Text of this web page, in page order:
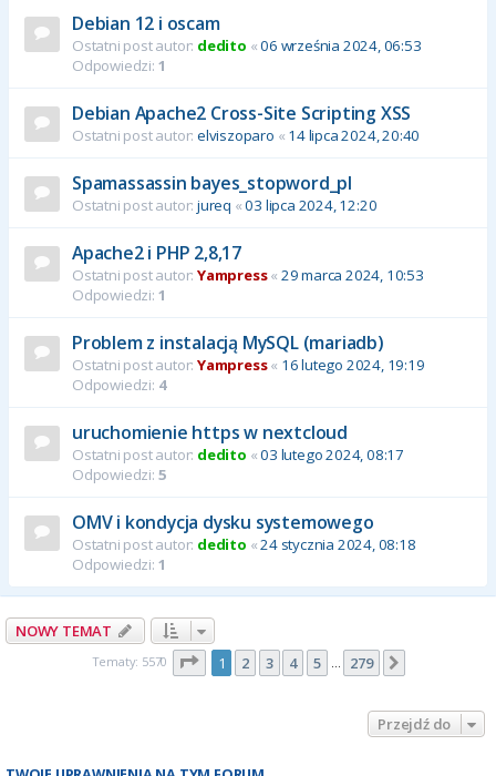
Debian 12 i oscam
Ostatni post autor: dedito «06 września 2024, 06:53
Odpowiedzi: 1
Debian Apache2 Cross-Site Scripting XSS
Ostatni post autor: elviszoparo « 14 lipca 2024, 20:40
Spamassassin bayes_stopword_pl
Ostatni post autor: jureq «03 lipca 2024, 12:20
Apache2 i PHP 2,8,17
Ostatni post autor: Yampress« 29 marca 2024, 10:53
Odpowiedzi: 1
Problem z instalacją MySQL (mariadb)
Ostatni post autor: Yampress« 16 lutego 2024, 19:19
Odpowiedzi: 4
uruchomienie https w nextcloud
Ostatni post autor: dedito «03 lutego 2024, 08:17
Odpowiedzi: 5
OMV i kondycja dysku systemowego
Ostatni post autor: dedito «24 stycznia 2024, 08:18
Odpowiedzi: 1
NOWY TEMAT
Tematy: 5570 Strona z279
1 2 3 4 5 … 279
Przejdź do